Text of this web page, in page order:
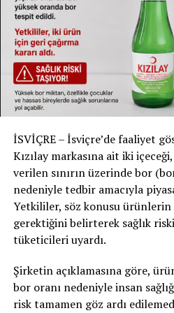
SVP yetkilileri, Adalet ve Polis
kontrollerini ihmal etmekle ve
politikalarıyla güvenlik
Partiye göre, Jans’ın
yaklaşımı, yasa dışı
kolaylaştırıyor ve sosyal
sağlıyor.
SVP, özellikle Afganistan ve
göçmenlerin Almanya ve
güvenlik sorunlarına yol
de Almanya, İsveç ve Belçika
istemiyorsak, hemen harekete
SVP’NİN ÇÖZÜM ÖNERİLERİ
SVP, “Asyl-Missbrauch stoppen
Son)” adı altında bir halk
talepler öne çıkıyor:
İSVİÇRE – İsviçre’de faaliyet
Kızılay markasına ait iki
verilen sınırın üzerinde bor
nedeniyle tedbir amacıyla
Yetkililer, söz konusu
gerektiğini belirterek sağlık
tüketicileri uyardı.
Şirketin açıklamasına göre,
bor oranı nedeniyle insan
risk tamamen göz ardı